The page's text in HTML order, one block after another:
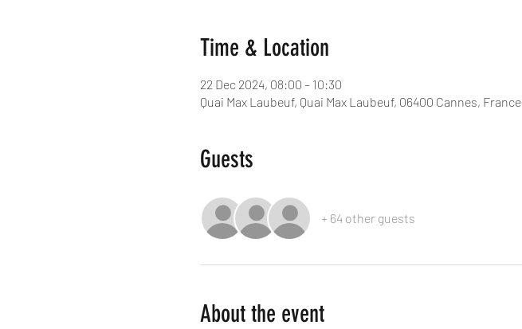
Time & Location
22 Dec 2024, 08:00 – 10:30
Quai Max Laubeuf, Quai Max Laubeuf, 06400 Cannes, France
Guests
+ 64 other guests
About the event